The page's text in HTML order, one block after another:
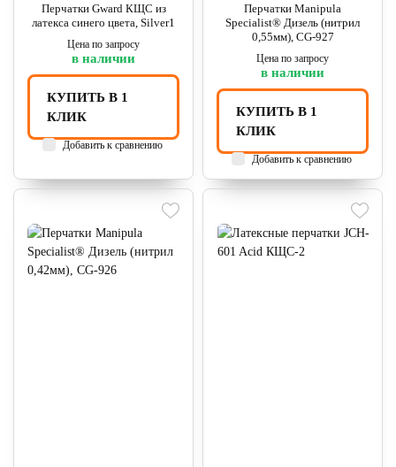
Перчатки Gward КЩС из
латекса синего цвета, Silver1
Цена по запросу
в наличии
КУПИТЬ В 1
КЛИК
Добавить к сравнению
Перчатки Manipula
Specialist® Дизель (нитрил
0,55мм), CG-927
Цена по запросу
в наличии
КУПИТЬ В 1
КЛИК
Добавить к сравнению